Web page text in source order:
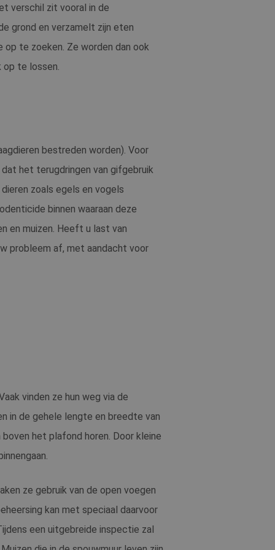
verschil zit vooral in de
grond en verzamelt zijn eten
te zoeken. Ze worden dan ook
op te lossen.
bestreden worden). Voor
het terugdringen van gifgebruik
zoals egels en vogels
binnen waaraan deze
en muizen. Heeft u last van
probleem af, met aandacht voor
vinden ze hun weg via de
in de gehele lengte en breedte van
het plafond horen. Door kleine
ze gebruik van de open voegen
kan met speciaal daarvoor
een uitgebreide inspectie zal
cookie
Script.com-
te
Script.com is
om unieke
in elk
bezoekers-,
de
om de
de website
mogelijk
een unieke
microsoft-
tussen
van Google)
cookies
microsoft-
tussen
kunnen
analytics
van de
te combineren